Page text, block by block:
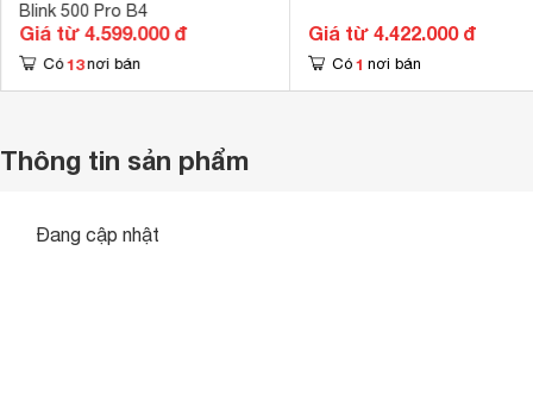
Blink 500 Pro B4
Giá từ 4.599.000 đ
Có 13 nơi bán
Giá từ 4.422.000 đ
Có 1 nơi bán
Thông tin sản phẩm
Đang cập nhật